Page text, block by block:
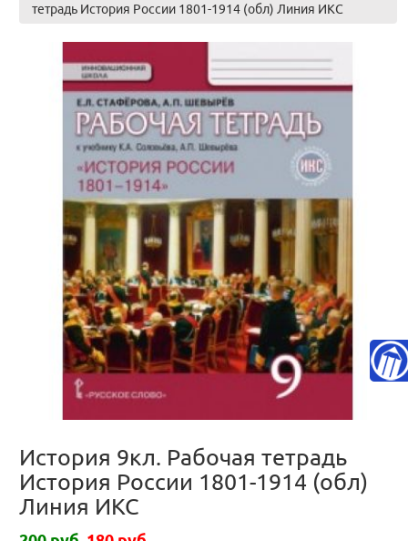
тетрадь История России 1801-1914 (обл) Линия ИКС
История 9кл. Рабочая тетрадь
История России 1801-1914 (обл)
Линия ИКС